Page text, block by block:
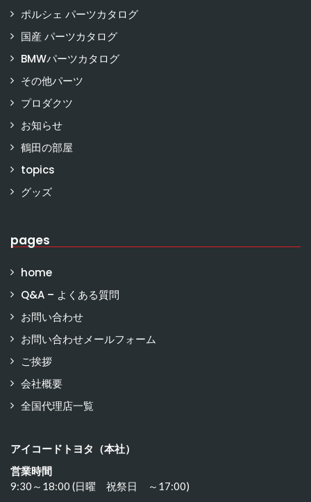
ポルシェ パーツカタログ
国産 パーツカタログ
BMWパーツカタログ
その他パーツ
プロダクツ
お知らせ
鶴田の部屋
topics
グッズ
pages
home
Q&A – よくある質問
お問い合わせ
お問い合わせメールフォーム
ご挨拶
会社概要
全国代理店一覧
アイコードトヨタ（本社）
営業時間
9:30～18:00 (日曜 祝祭日 ～17:00)